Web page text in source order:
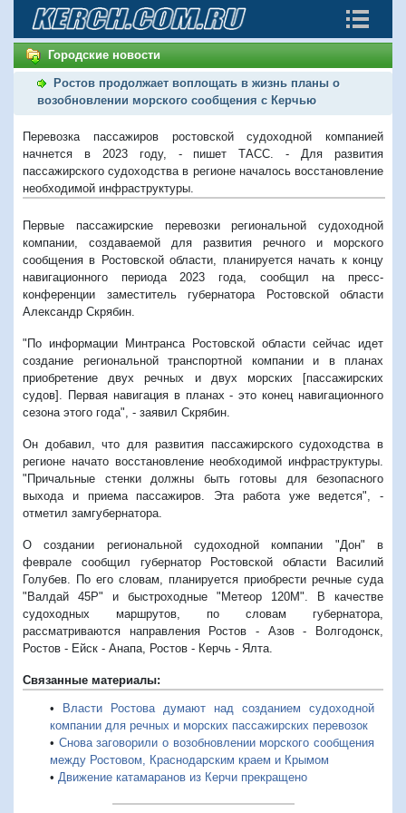
Городские новости
Ростов продолжает воплощать в жизнь планы о
возобновлении морского сообщения с Керчью
Перевозка пассажиров ростовской судоходной компанией
начнется в 2023 году, - пишет ТАСС. - Для развития
пассажирского судоходства в регионе началось восстановление
необходимой инфраструктуры.
Первые пассажирские перевозки региональной судоходной
компании, создаваемой для развития речного и морского
сообщения в Ростовской области, планируется начать к концу
навигационного периода 2023 года, сообщил на пресс-
конференции заместитель губернатора Ростовской области
Александр Скрябин.
"По информации Минтранса Ростовской области сейчас идет
создание региональной транспортной компании и в планах
приобретение двух речных и двух морских [пассажирских
судов]. Первая навигация в планах - это конец навигационного
сезона этого года", - заявил Скрябин.
Он добавил, что для развития пассажирского судоходства в
регионе начато восстановление необходимой инфраструктуры.
"Причальные стенки должны быть готовы для безопасного
выхода и приема пассажиров. Эта работа уже ведется", -
отметил замгубернатора.
О создании региональной судоходной компании "Дон" в
феврале сообщил губернатор Ростовской области Василий
Голубев. По его словам, планируется приобрести речные суда
"Валдай 45Р" и быстроходные "Метеор 120М". В качестве
судоходных маршрутов, по словам губернатора,
рассматриваются направления Ростов - Азов - Волгодонск,
Ростов - Ейск - Анапа, Ростов - Керчь - Ялта.
Связанные материалы:
• Власти Ростова думают над созданием судоходной
компании для речных и морских пассажирских перевозок
• Снова заговорили о возобновлении морского сообщения
между Ростовом, Краснодарским краем и Крымом
• Движение катамаранов из Керчи прекращено